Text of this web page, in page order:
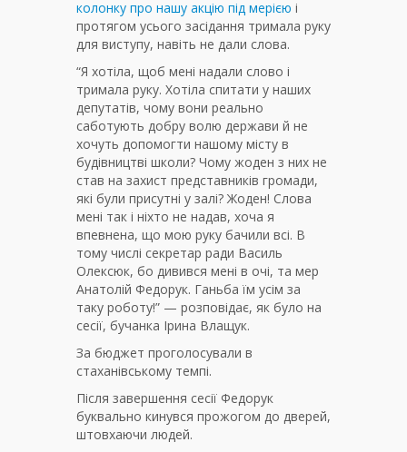
колонку про нашу акцію під мерією і
протягом усього засідання тримала руку
для виступу, навіть не дали слова.
“Я хотіла, щоб мені надали слово і
тримала руку. Хотіла спитати у наших
депутатів, чому вони реально
саботують добру волю держави й не
хочуть допомогти нашому місту в
будівництві школи? Чому жоден з них не
став на захист представників громади,
які були присутні у залі? Жоден! Слова
мені так і ніхто не надав, хоча я
впевнена, що мою руку бачили всі. В
тому числі секретар ради Василь
Олексюк, бо дивився мені в очі, та мер
Анатолій Федорук. Ганьба їм усім за
таку роботу!” — розповідає, як було на
сесії, бучанка Ірина Влащук.
За бюджет проголосували в
стаханівському темпі.
Після завершення сесії Федорук
буквально кинувся прожогом до дверей,
штовхаючи людей.